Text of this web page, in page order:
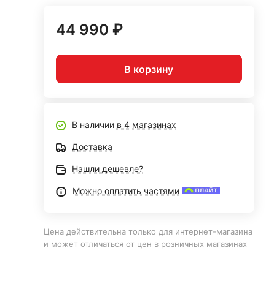
44 990 ₽
В корзину
В наличии в 4 магазинах
Доставка
Нашли дешевле?
Можно оплатить частями
Цена действительна только для интернет-магазина
и может отличаться от цен в розничных магазинах